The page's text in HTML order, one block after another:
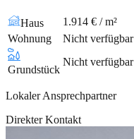
Haus
1.914 € / m²
Wohnung
Nicht verfügbar
Grundstück
Nicht verfügbar
Lokaler Ansprechpartner
Direkter Kontakt